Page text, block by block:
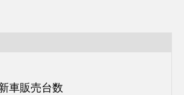
車販売台数